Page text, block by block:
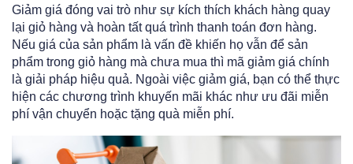
Giảm giá đóng vai trò như sự kích thích khách hàng quay
lại giỏ hàng và hoàn tất quá trình thanh toán đơn hàng.
Nếu giá của sản phẩm là vấn đề khiến họ vẫn để sản
phẩm trong giỏ hàng mà chưa mua thì mã giảm giá chính
là giải pháp hiệu quả. Ngoài việc giảm giá, bạn có thể thực
hiện các chương trình khuyến mãi khác như ưu đãi miễn
phí vận chuyển hoặc tặng quà miễn phí.